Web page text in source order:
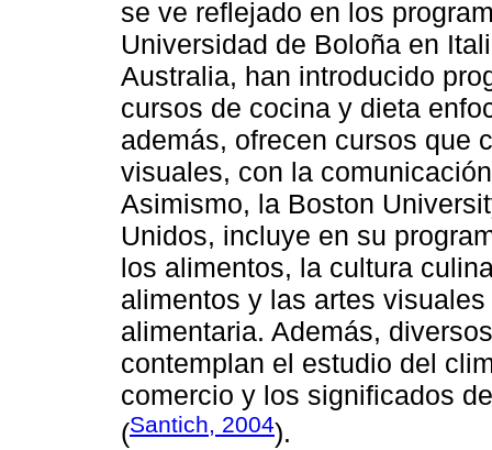
se ve reflejado en los
Universidad de Boloña en
Australia, han introducido
cursos de cocina y dieta
además, ofrecen cursos que
visuales, con la
Asimismo, la Boston
Unidos, incluye en su
los alimentos, la cultura
alimentos y las artes
alimentaria. Además,
contemplan el estudio del
comercio y los significados
(Santich, 2004).